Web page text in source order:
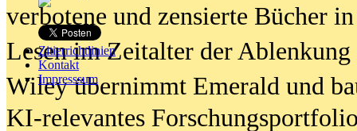
Zitierrichtlinien
Kontakt
Impresssum
verbotene und zensierte Bücher
Lesen im Zeitalter der Ablenkung
Wiley übernimmt Emerald und
KI-relevantes